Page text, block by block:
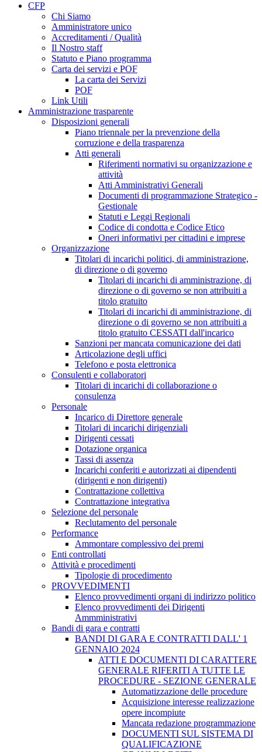
CFP
Chi Siamo
Amministratore unico
Accreditamenti / Qualità
Il Nostro staff
Statuto e Piano programma
Carta dei servizi e POF
La carta dei Servizi
POF
Link Utili
Amministrazione trasparente
Disposizioni generali
Piano triennale per la prevenzione della
corruzione e della trasparenza
Atti generali
Riferimenti normativi su organizzazione e
attività
Atti Amministrativi Generali
Documenti di programmazione Strategico -
Gestionale
Statuti e Leggi Regionali
Codice di condotta e Codice Etico
Oneri informativi per cittadini e imprese
Organizzazione
Titolari di incarichi politici, di amministrazione,
di direzione o di governo
Titolari di incarichi di amministrazione, di
direzione o di governo se non attribuiti a
titolo gratuito
Titolari di incarichi di amministrazione, di
direzione o di governo se non attribuiti a
titolo gratuito CESSATI dall'incarico
Sanzioni per mancata comunicazione dei dati
Articolazione degli uffici
Telefono e posta elettronica
Consulenti e collaboratori
Titolari di incarichi di collaborazione o
consulenza
Personale
Incarico di Direttore generale
Titolari di incarichi dirigenziali
Dirigenti cessati
Dotazione organica
Tassi di assenza
Incarichi conferiti e autorizzati ai dipendenti
(dirigenti e non dirigenti)
Contrattazione collettiva
Contrattazione integrativa
Selezione del personale
Reclutamento del personale
Performance
Ammontare complessivo dei premi
Enti controllati
Attività e procedimenti
Tipologie di procedimento
PROVVEDIMENTI
Elenco provvedimenti organi di indirizzo politico
Elenco provvedimenti dei Dirigenti
Ammministrativi
Bandi di gara e contratti
BANDI DI GARA E CONTRATTI DALL' 1
GENNAIO 2024
ATTI E DOCUMENTI DI CARATTERE
GENERALE RIFERITI A TUTTE LE
PROCEDURE - SEZIONE GENERALE
Automatizzazione delle procedure
Acquisizione interesse realizzazione
opere incompiute
Mancata redazione programmazione
DOCUMENTI SUL SISTEMA DI
QUALIFICAZIONE